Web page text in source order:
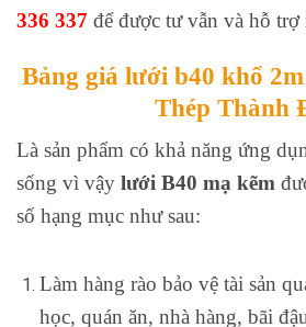
336 337 để được tư vẫn và hỗ trợ
Bảng giá lưới b40 khổ
Thép Thành
Là sản phẩm có khả năng ứng
sống vì vậy lưới B40 mạ kẽm
số hạng mục như sau:
Làm hàng rào bảo vệ tài sản
học, quán ăn, nhà hàng, bãi